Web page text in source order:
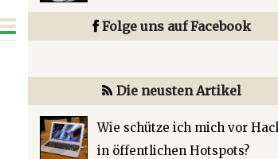
Folge uns auf Facebook
Die neusten Artikel
Wie schütze ich mich vor
in öffentlichen Hotspots?